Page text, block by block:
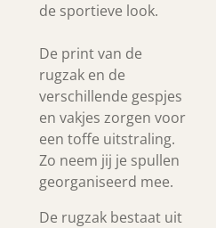
de sportieve look.
De print van de
rugzak en de
verschillende gespjes
en vakjes zorgen voor
een toffe uitstraling.
Zo neem jij je spullen
georganiseerd mee.
De rugzak bestaat uit